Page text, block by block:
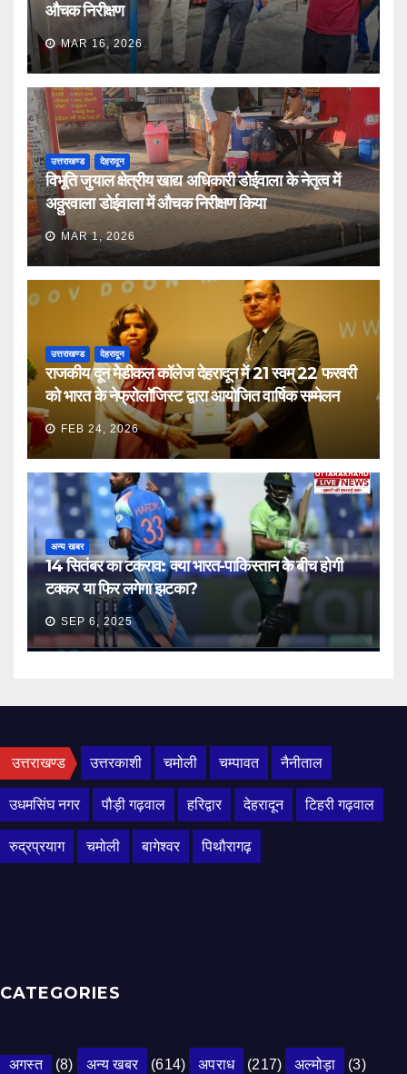
औचक निरीक्षण
MAR 16, 2026
उत्तराखण्ड देहरादून
विभूति जुयाल क्षेत्रीय खाद्य अधिकारी डोईवाला के नेतृत्व में
अठ्ठुरवाला डोईवाला में औचक निरीक्षण किया
MAR 1, 2026
उत्तराखण्ड देहरादून
राजकीय दून मेडीकल कॉलेज देहरादून में 21 स्वम् 22 फरवरी
को भारत के नेफ्रोलॉजिस्ट द्वारा आयोजित वार्षिक सम्मेलन
FEB 24, 2026
अन्य खबर
14 सितंबर का टकराव: क्या भारत-पाकिस्तान के बीच होगी
टक्कर या फिर लगेगा झटका?
SEP 6, 2025
उत्तराखण्ड उत्तरकाशी चमोली चम्पावत नैनीताल
उधमसिंघ नगर पौड़ी गढ़वाल हरिद्वार देहरादून टिहरी गढ़वाल
रुद्रप्रयाग चमोली बागेश्वर पिथौरागढ़
CATEGORIES
अगस्त (8) अन्य खबर (614) अपराध (217) अल्मोड़ा (3)